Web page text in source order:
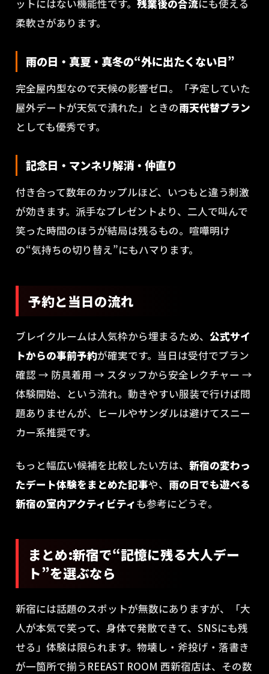
ットにはない機能性です。 残業後の合流にも使える
柔軟さがあります。
雨の日・真夏・真冬の“外に出たくない日”
完全屋内型なので天候の影響ゼロ。「予定していた
屋外デートが天気で潰れた」ときの雨天代替プラン
としても優秀です。
記念日・マンネリ解消・仲直り
付き合って数年のカップルほど、いつもと違う刺激
が効きます。派手なプレゼントより、二人で叫んで
笑った時間のほうが結局は残るもの。喧嘩明け
の“気持ちの切り替え”にもハマります。
予約と当日の流れ
ブレイクルームは人気枠から埋まるため、 公式サイ
トからの事前予約が確実です。当日は受付でプラン
確認 → 防具着用 → スタッフから安全レクチャー →
体験開始、という流れ。動きやすい服装で行けば問
題ありませんが、ヒールやサンダルは避けてスニー
カー系推奨です。
もっと幅広い候補を比較したい方は、 新宿の変わっ
たデート体験をまとめた記事や、 雨の日でも遊べる
新宿の室内アクティビティも参考にどうぞ。
まとめ:新宿で“記憶に残る大人デー
ト”を選ぶなら
新宿には話題のスポットが無数にありますが、「大
人が本気で笑って、身体で発散できて、SNSにも残
せる」体験は限られます。物壊し・斧投げ・落書き
が一箇所で揃うREEAST ROOM 西新宿店は、その数